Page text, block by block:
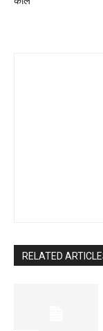
RELATED